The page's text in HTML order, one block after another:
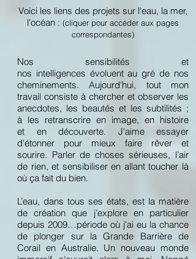
Voici les liens des projets sur l'eau, la mer,
l'océan : (cliquer pour accéder aux pages
correspondantes)
Nos sensibilités et
nos intelligences évoluent au gré de nos
cheminements. Aujourd'hui, tout mon
travail consiste à chercher et observer les
anecdotes, les beautés et les subtilités ;
à les retranscrire en image, en histoire
et en découverte. J'aime essayer
d'étonner pour mieux faire rêver et
sourire. Parler de choses sérieuses, l’air
de rien, et sensibiliser en allant toucher là
où ça fait du bien.
L’eau, dans tous ses états, est la matière
de création que j’explore en particulier
depuis 2009…période où j'ai eu la chance
de plonger sur la Grande Barrière de
Corail en Australie. Un nouveau monde